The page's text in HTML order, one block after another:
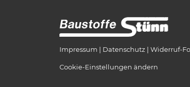
Impressum Datenschutz Widerruf-
Cookie-Einstellungen ändern